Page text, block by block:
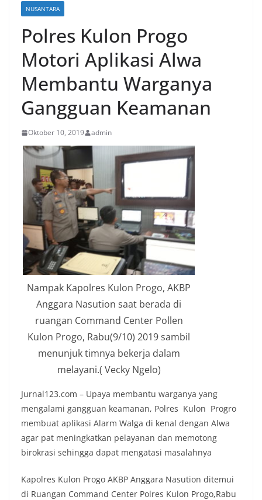
NUSANTARA
Polres Kulon Progo
Motori Aplikasi Alwa
Membantu Warganya
Gangguan Keamanan
Oktober 10, 2019 admin
Nampak Kapolres Kulon Progo, AKBP
Anggara Nasution saat berada di
ruangan Command Center Pollen
Kulon Progo, Rabu(9/10) 2019 sambil
menunjuk timnya bekerja dalam
melayani.( Vecky Ngelo)
Jurnal123.com – Upaya membantu warganya yang
mengalami gangguan keamanan, Polres Kulon Progro
membuat aplikasi Alarm Walga di kenal dengan Alwa
agar pat meningkatkan pelayanan dan memotong
birokrasi sehingga dapat mengatasi masalahnya
Kapolres Kulon Progo AKBP Anggara Nasution ditemui
di Ruangan Command Center Polres Kulon Progo,Rabu